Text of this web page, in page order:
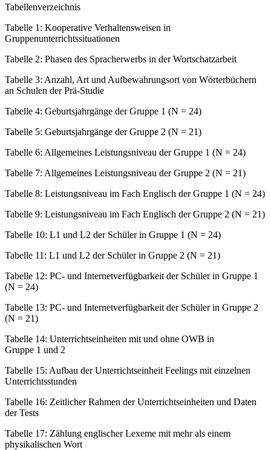
Tabellenverzeichnis
Tabelle 1: Kooperative Verhaltensweisen in
Gruppenunterrichtssituationen
Tabelle 2: Phasen des Spracherwerbs in der Wortschatzarbeit
Tabelle 3: Anzahl, Art und Aufbewahrungsort von Wörterbüchern
an Schulen der Prä-Studie
Tabelle 4: Geburtsjahrgänge der Gruppe 1 (N = 24)
Tabelle 5: Geburtsjahrgänge der Gruppe 2 (N = 21)
Tabelle 6: Allgemeines Leistungsniveau der Gruppe 1 (N = 24)
Tabelle 7: Allgemeines Leistungsniveau der Gruppe 2 (N = 21)
Tabelle 8: Leistungsniveau im Fach Englisch der Gruppe 1 (N = 24)
Tabelle 9: Leistungsniveau im Fach Englisch der Gruppe 2 (N = 21)
Tabelle 10: L1 und L2 der Schüler in Gruppe 1 (N = 24)
Tabelle 11: L1 und L2 der Schüler in Gruppe 2 (N = 21)
Tabelle 12: PC- und Internetverfügbarkeit der Schüler in Gruppe 1
(N = 24)
Tabelle 13: PC- und Internetverfügbarkeit der Schüler in Gruppe 2
(N = 21)
Tabelle 14: Unterrichtseinheiten mit und ohne OWB in
Gruppe 1 und 2
Tabelle 15: Aufbau der Unterrichtseinheit Feelings mit einzelnen
Unterrichtsstunden
Tabelle 16: Zeitlicher Rahmen der Unterrichtseinheiten und Daten
der Tests
Tabelle 17: Zählung englischer Lexeme mit mehr als einem
physikalischen Wort